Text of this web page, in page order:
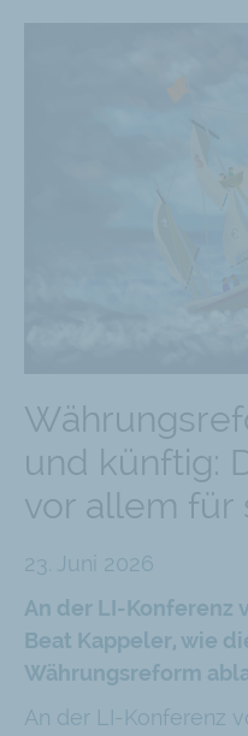
und künftig:
vor allem für
23. Juni 2026
An der LI-Konferenz
Beat Kappeler, wie
Währungsreform
An der LI-Konferenz